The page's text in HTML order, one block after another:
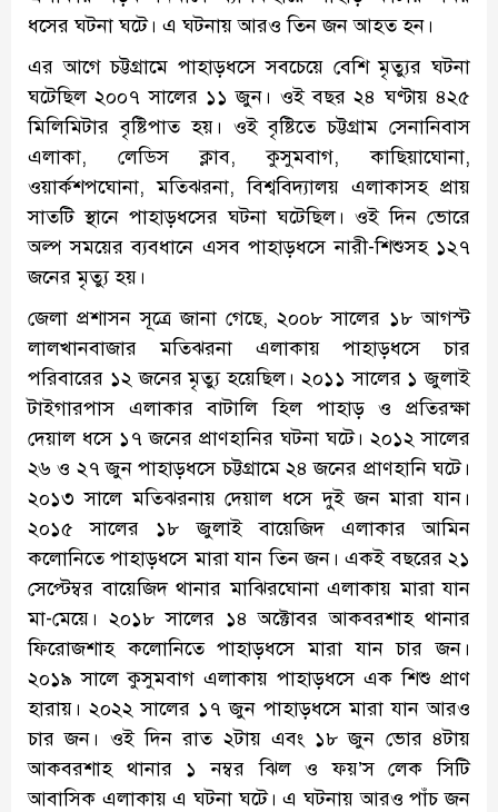
ধসের ঘটনা ঘটে। এ ঘটনায় আরও তিন জন আহত হন।
এর আগে চট্টগ্রামে পাহাড়ধসে সবচেয়ে বেশি মৃত্যুর ঘটনা
ঘটেছিল ২০০৭ সালের ১১ জুন। ওই বছর ২৪ ঘণ্টায় ৪২৫
মিলিমিটার বৃষ্টিপাত হয়। ওই বৃষ্টিতে চট্টগ্রাম সেনানিবাস
এলাকা, লেডিস ক্লাব, কুসুমবাগ, কাছিয়াঘোনা,
ওয়ার্কশপঘোনা, মতিঝরনা, বিশ্ববিদ্যালয় এলাকাসহ প্রায়
সাতটি স্থানে পাহাড়ধসের ঘটনা ঘটেছিল। ওই দিন ভোরে
অল্প সময়ের ব্যবধানে এসব পাহাড়ধসে নারী-শিশুসহ ১২৭
জনের মৃত্যু হয়।
জেলা প্রশাসন সূত্রে জানা গেছে, ২০০৮ সালের ১৮ আগস্ট
লালখানবাজার মতিঝরনা এলাকায় পাহাড়ধসে চার
পরিবারের ১২ জনের মৃত্যু হয়েছিল। ২০১১ সালের ১ জুলাই
টাইগারপাস এলাকার বাটালি হিল পাহাড় ও প্রতিরক্ষা
দেয়াল ধসে ১৭ জনের প্রাণহানির ঘটনা ঘটে। ২০১২ সালের
২৬ ও ২৭ জুন পাহাড়ধসে চট্টগ্রামে ২৪ জনের প্রাণহানি ঘটে।
২০১৩ সালে মতিঝরনায় দেয়াল ধসে দুই জন মারা যান।
২০১৫ সালের ১৮ জুলাই বায়েজিদ এলাকার আমিন
কলোনিতে পাহাড়ধসে মারা যান তিন জন। একই বছরের ২১
সেপ্টেম্বর বায়েজিদ থানার মাঝিরঘোনা এলাকায় মারা যান
মা-মেয়ে। ২০১৮ সালের ১৪ অক্টোবর আকবরশাহ থানার
ফিরোজশাহ কলোনিতে পাহাড়ধসে মারা যান চার জন।
২০১৯ সালে কুসুমবাগ এলাকায় পাহাড়ধসে এক শিশু প্রাণ
হারায়। ২০২২ সালের ১৭ জুন পাহাড়ধসে মারা যান আরও
চার জন। ওই দিন রাত ২টায় এবং ১৮ জুন ভোর ৪টায়
আকবরশাহ থানার ১ নম্বর ঝিল ও ফয়’স লেক সিটি
আবাসিক এলাকায় এ ঘটনা ঘটে। এ ঘটনায় আরও পাঁচ জন